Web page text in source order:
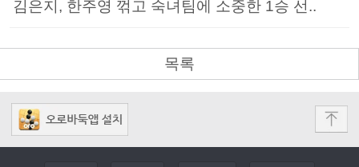
김은지, 한주영 꺾고 숙녀팀에 소중한 1승 선..
목록